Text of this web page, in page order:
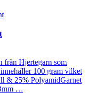
från Hjertegarn som
100 gram vilket
& 25% PolyamidGarnet
…